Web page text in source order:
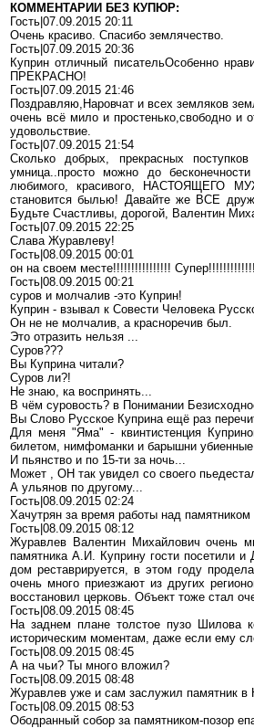
КОММЕНТАРИИ БЕЗ КУПЮР:
Гость|07.09.2015 20:11
Очень красиво. Спасибо землячество.
Гость|07.09.2015 20:36
Куприн отличный писательОсобенно
ПРЕКРАСНО!
Гость|07.09.2015 21:46
Поздравляю,Наровчат и всех земляков
очень всё мило и простенько,свободно и
удовольствие.
Гость|07.09.2015 21:54
Сколько добрых, прекрасных
умница..просто можно до
любимого, красивого, НАСТОЯЩЕГО
становится былью! Давайте же ВСЕ
Будьте Счастливы, дорогой, Валентин
Гость|07.09.2015 22:25
Слава Журавлеву!
Гость|08.09.2015 00:01
он на своем месте!!!!!!!!!!!!!!!!
Гость|08.09.2015 00:21
суров и молчалив -это Куприн!
Куприн - взывал к Совести Человека
Он не не молчалив, а красноречив был.
Это отразить нельзя ...
Суров???
Вы Куприна читали?
Суров ли?!
Не знаю, ка воспринять...
В чём суровость? в Понимании
Вы Слово Русское Куприна ещё раз
Для меня "Яма" - квинтистенция
билетом, нимфоманки и барышни
И пьянство и по 15-ти за ночь...
Может , ОН так увидел со своего
А ульянов по другому...
Гость|08.09.2015 02:24
Хачутрян за время работы над
Гость|08.09.2015 08:12
Журавлев Валентин Михайлович очень
памятника А.И. Куприну гости посетили
дом реставрируется, в этом году
очень много приезжают из других
восстановил церковь. Объект тоже стал
Гость|08.09.2015 08:45
На заднем плане толстое пузо Шилова
историческим моментам, даже если ему
Гость|08.09.2015 08:45
А на чьи? Ты много вложил?
Гость|08.09.2015 08:48
Журавлев уже и сам заслужил памятник в
Гость|08.09.2015 08:53
Ободранный собор за памятником-позор